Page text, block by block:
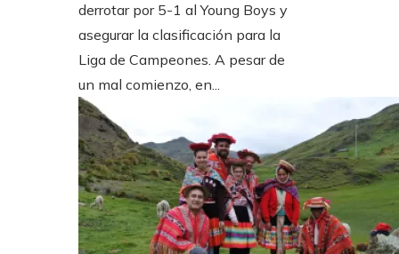
derrotar por 5-1 al Young Boys y
asegurar la clasificación para la
Liga de Campeones. A pesar de
un mal comienzo, en...